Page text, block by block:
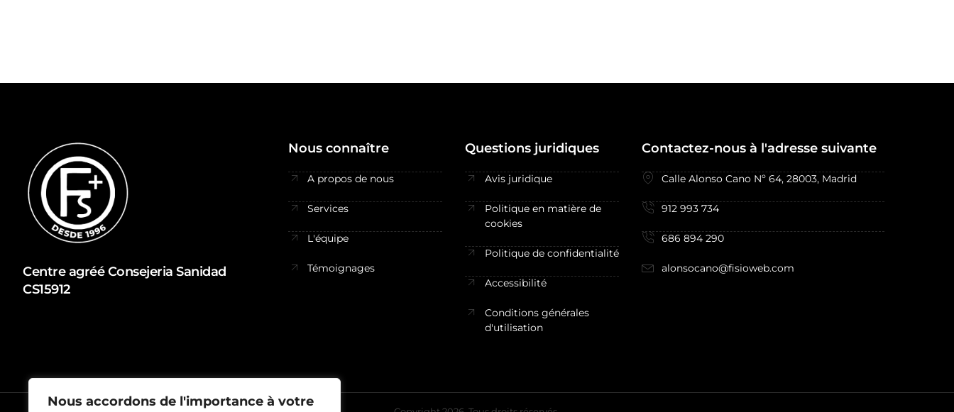
Nous accordons de l'importance à votre
Centre agréé Consejeria Sanidad
CS15912
Nous connaître
A propos de nous
Services
L'équipe
Témoignages
Questions juridiques
Avis juridique
Politique en matière de
cookies
Politique de confidentialité
Accessibilité
Conditions générales
d'utilisation
Contactez-nous à l'adresse suivante
Calle Alonso Cano Nº 64, 28003, Madrid
912 993 734
686 894 290
alonsocano@fisioweb.com